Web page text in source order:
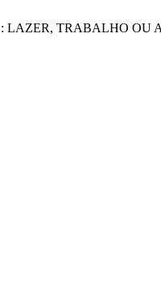
LAZER, TRABALHO